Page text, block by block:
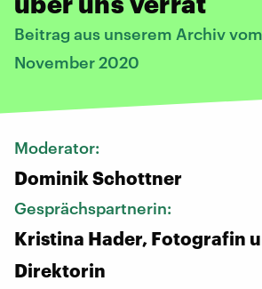
Beitrag aus unserem Archiv
November 2020
Moderator:
Dominik Schottner
Gesprächspartnerin:
Kristina Hader, Fotografin
Direktorin